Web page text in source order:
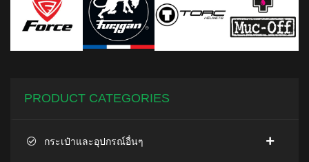
PRODUCT CATEGORIES
กระเป๋าและอุปกรณ์อื่นๆ